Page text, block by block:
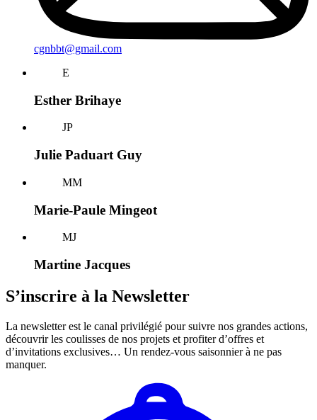
cgnbbt@gmail.com
E
Esther Brihaye
JP
Julie Paduart Guy
MM
Marie-Paule Mingeot
MJ
Martine Jacques
S’inscrire à la Newsletter
La newsletter est le canal privilégié pour suivre nos grandes actions,
découvrir les coulisses de nos projets et profiter d’offres et
d’invitations exclusives… Un rendez-vous saisonnier à ne pas
manquer.